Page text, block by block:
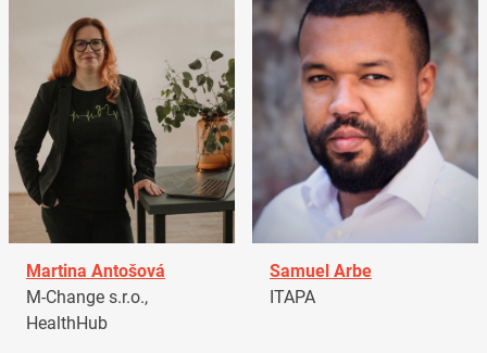
Martina Antošová
M-Change s.r.o.,
HealthHub
Samuel Arbe
ITAPA